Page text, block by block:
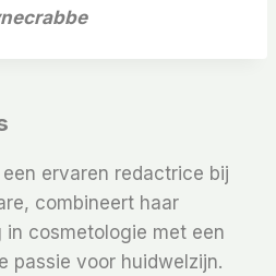
een ervaren redactrice bij
combineert haar
in cosmetologie met een
passie voor huidwelzijn.